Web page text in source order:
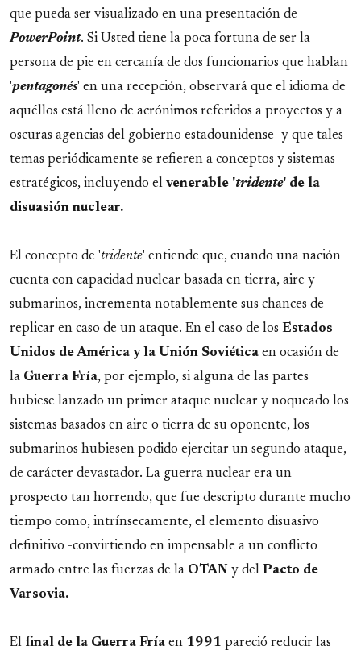
que pueda ser visualizado en una presentación de
PowerPoint. Si Usted tiene la poca fortuna de ser la
persona de pie en cercanía de dos funcionarios que hablan
'pentagonés' en una recepción, observará que el idioma de
aquéllos está lleno de acrónimos referidos a proyectos y a
oscuras agencias del gobierno estadounidense -y que tales
temas periódicamente se refieren a conceptos y sistemas
estratégicos, incluyendo el venerable 'tridente' de la
disuasión nuclear.
El concepto de 'tridente' entiende que, cuando una nación
cuenta con capacidad nuclear basada en tierra, aire y
submarinos, incrementa notablemente sus chances de
replicar en caso de un ataque. En el caso de los Estados
Unidos de América y la Unión Soviética en ocasión de
la Guerra Fría, por ejemplo, si alguna de las partes
hubiese lanzado un primer ataque nuclear y noqueado los
sistemas basados en aire o tierra de su oponente, los
submarinos hubiesen podido ejercitar un segundo ataque,
de carácter devastador. La guerra nuclear era un
prospecto tan horrendo, que fue descripto durante mucho
tiempo como, intrínsecamente, el elemento disuasivo
definitivo -convirtiendo en impensable a un conflicto
armado entre las fuerzas de la OTAN y del Pacto de
Varsovia.
El final de la Guerra Fría en 1991 pareció reducir las